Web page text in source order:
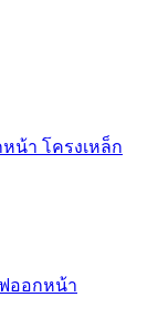
น้า โครงเหล็ก
ออกหน้า